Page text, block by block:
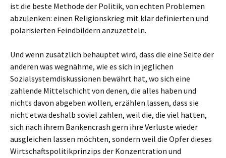
ist die beste Methode der Politik, von echten Problemen
abzulenken: einen Religionskrieg mit klar definierten und
polarisierten Feindbildern anzuzetteln.
Und wenn zusätzlich behauptet wird, dass die eine Seite der
anderen was wegnähme, wie es sich in jeglichen
Sozialsystemdiskussionen bewährt hat, wo sich eine
zahlende Mittelschicht von denen, die alles haben und
nichts davon abgeben wollen, erzählen lassen, dass sie
nicht etwa deshalb soviel zahlen, weil die, die viel hatten,
sich nach ihrem Bankencrash gern ihre Verluste wieder
ausgleichen lassen möchten, sondern weil die Opfer dieses
Wirtschaftspolitikprinzips der Konzentration und